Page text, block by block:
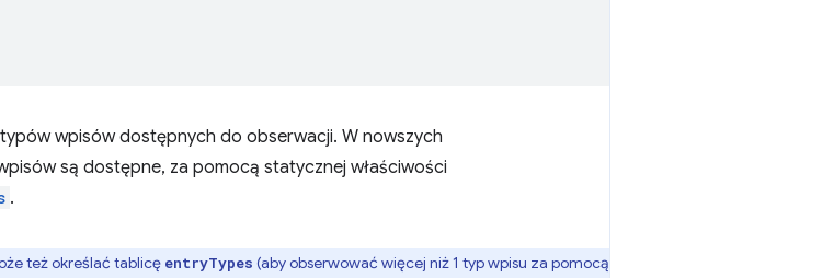
wpisów dostępnych do obserwacji. W nowszych
są dostępne, za pomocą statycznej właściwości
.
też określać tablicę entryTypes (aby obserwować więcej niż 1 typ wpisu za pomocą